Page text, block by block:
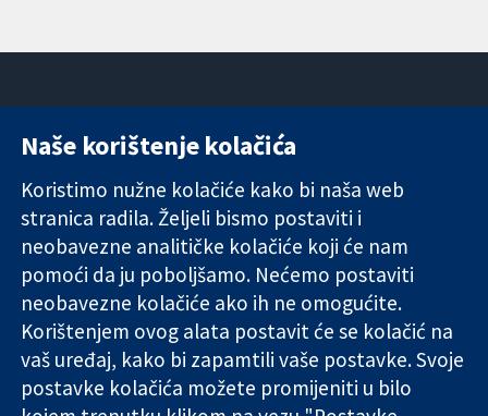
Pouzdani dokazi.
Utemeljeni
dokazi.
Bolje zdravlje.
11-13 Cavendish
London
W1G 0AN
Ujedinjeno
Kraljevstvo
Novosti
medije
O nama
Poslovi
Cochrane
Library
Naše korištenje kolačića
Koristimo nužne kolačiće kako bi naša web
stranica radila. Željeli bismo postaviti i
neobavezne analitičke kolačiće koji će nam
pomoći da ju poboljšamo. Nećemo postaviti
neobavezne kolačiće ako ih ne omogućite.
Korištenjem ovog alata postavit će se kolačić na
vaš uređaj, kako bi zapamtili vaše postavke. Svoje
postavke kolačića možete promijeniti u bilo